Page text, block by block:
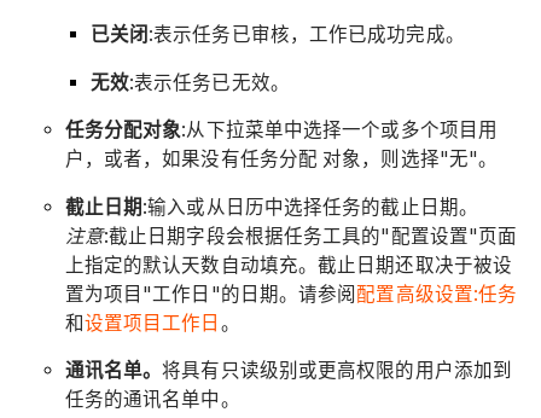
已关闭 :表示任务已审核，工作已成功完成。
无效:表示任务已无效。
任务分配对象:从下拉菜单中选择一个或多个项目用
户，或者，如果没有任务分配 对象，则选择"无"。
截止日期:输入或从日历中选择任务的截止日期。
注意:截止日期字段会根据任务工具的"配置设置"页面
上指定的默认天数自动填充。截止日期还取决于被设
置为项目"工作日"的日期。请参阅配置高级设置:任务
和设置项目工作日 。
通讯名单。将具有只读级别或更高权限的用户添加到
任务的通讯名单中。